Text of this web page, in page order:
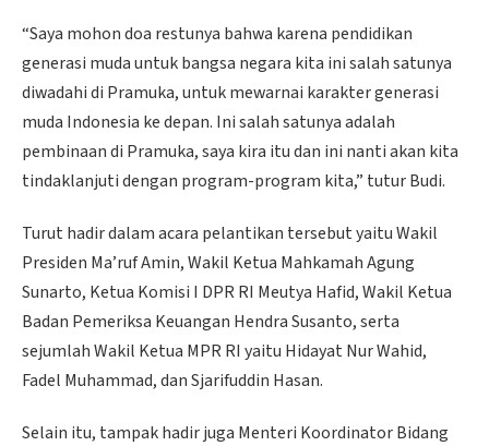
“Saya mohon doa restunya bahwa karena pendidikan
generasi muda untuk bangsa negara kita ini salah satunya
diwadahi di Pramuka, untuk mewarnai karakter generasi
muda Indonesia ke depan. Ini salah satunya adalah
pembinaan di Pramuka, saya kira itu dan ini nanti akan kita
tindaklanjuti dengan program-program kita,” tutur Budi.
Turut hadir dalam acara pelantikan tersebut yaitu Wakil
Presiden Ma’ruf Amin, Wakil Ketua Mahkamah Agung
Sunarto, Ketua Komisi I DPR RI Meutya Hafid, Wakil Ketua
Badan Pemeriksa Keuangan Hendra Susanto, serta
sejumlah Wakil Ketua MPR RI yaitu Hidayat Nur Wahid,
Fadel Muhammad, dan Sjarifuddin Hasan.
Selain itu, tampak hadir juga Menteri Koordinator Bidang